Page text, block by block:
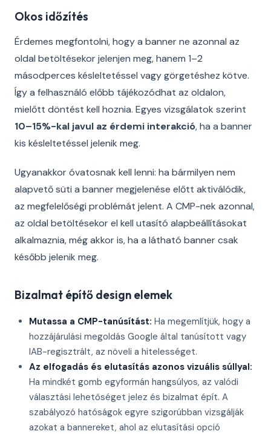
Okos időzítés
Érdemes megfontolni, hogy a banner ne azonnal az
oldal betöltésekor jelenjen meg, hanem 1–2
másodperces késleltetéssel vagy görgetéshez kötve.
Így a felhasználó előbb tájékozódhat az oldalon,
mielőtt döntést kell hoznia. Egyes vizsgálatok szerint
10–15%-kal javul az érdemi interakció, ha a banner
kis késleltetéssel jelenik meg.
Ugyanakkor óvatosnak kell lenni: ha bármilyen nem
alapvető süti a banner megjelenése előtt aktiválódik,
az megfelelőségi problémát jelent. A CMP-nek azonnal,
az oldal betöltésekor el kell utasító alapbeállításokat
alkalmaznia, még akkor is, ha a látható banner csak
később jelenik meg.
Bizalmat építő design elemek
Mutassa a CMP-tanúsítást: Ha megemlítjük, hogy a
hozzájárulási megoldás Google által tanúsított vagy
IAB-regisztrált, az növeli a hitelességet.
Az elfogadás és elutasítás azonos vizuális súllyal:
Ha mindkét gomb egyformán hangsúlyos, az valódi
választási lehetőséget jelez és bizalmat épít. A
szabályozó hatóságok egyre szigorúbban vizsgálják
azokat a bannereket, ahol az elutasítási opció